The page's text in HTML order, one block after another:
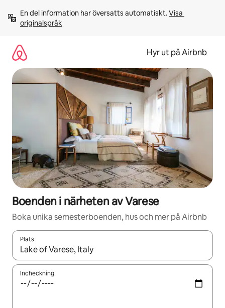
innehåll
En del information har översatts automatiskt. Visa
originalspråk
Hyr ut på Airbnb
Boenden i närheten av Varese
Boka unika semesterboenden, hus och mer på Airbnb
Plats
När resultaten är tillgängliga kan du navigera med upp- och
Incheckning